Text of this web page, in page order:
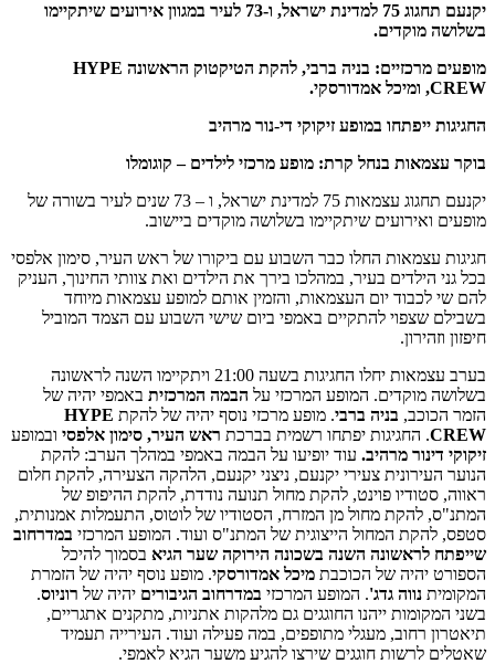
יקנעם תחגוג 75 למדינת ישראל, ו-73 לעיר במגוון אירועים שיתקיימו
בשלושה מוקדים.
מופעים מרכזיים: בניה ברבי, להקת הטיקטוק הראשונה HYPE
CREW, ומיכל אמדורסקי.
החגיגות ייפתחו במופע זיקוקי די-נור מרהיב
בוקר עצמאות בנחל קרת: מופע מרכזי לילדים – קוגומלו
יקנעם תחגוג עצמאות 75 למדינת ישראל, ו – 73 שנים לעיר בשורה של
מופעים ואירועים שיתקיימו בשלושה מוקדים ביישוב.
חגיגות עצמאות החלו כבר השבוע עם ביקורו של ראש העיר, סימון אלפסי
בכל גני הילדים בעיר, במהלכו בירך את הילדים ואת צוותי החינוך, העניק
להם שי לכבוד יום העצמאות, והזמין אותם למופע עצמאות מיוחד
בשבילם שצפוי להתקיים באמפי ביום שישי השבוע עם הצמד המוביל
חיפזון וזהירון.
בערב עצמאות יחלו החגיגות בשעה 21:00 ויתקיימו השנה לראשונה
בשלושה מוקדים. המופע המרכזי על הבמה המרכזית באמפי יהיה של
הזמר הכוכב, בניה ברבי. מופע מרכזי נוסף יהיה של להקת HYPE
CREW. החגיגות יפתחו רשמית בברכת ראש העיר, סימון אלפסי ובמופע
זיקוקי דינור מרהיב. עוד יופיעו על הבמה באמפי במהלך הערב: להקת
הנוער העירונית צעירי יקנעם, ניצני יקנעם, הלהקה הצעירה, להקת חלום
ראווה, סטודיו פוינט, להקת מחול תנועה נודדת, להקת ההיפופ של
המתנ"ס, להקת מחול מן המזרח, הסטודיו של לוטוס, התעמלות אמנותית,
סטפס, להקת המחול הייצוגית של המתנ"ס ועוד. המופע המרכזי במדרחוב
שייפתח לראשונה השנה בשכונה הירוקה שער הגיא בסמוך להיכל
הספורט יהיה של הכוכבת מיכל אמדורסקי. מופע נוסף יהיה של הזמרת
המקומית נווה גדג'. המופע המרכזי במדרחוב הגיבורים יהיה של רוניוס.
בשני המקומות ייהנו החוגגים גם מלהקות אתניות, מתקנים אתגריים,
תיאטרון רחוב, מעגלי מתופפים, במה פעילה ועוד. העירייה תעמיד
שאטלים לרשות חוגגים שירצו להגיע משער הגיא לאמפי.